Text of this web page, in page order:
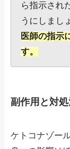
ら指示され
うにしまし
医師の指示
す。
副作用と対
ケトコナゾー